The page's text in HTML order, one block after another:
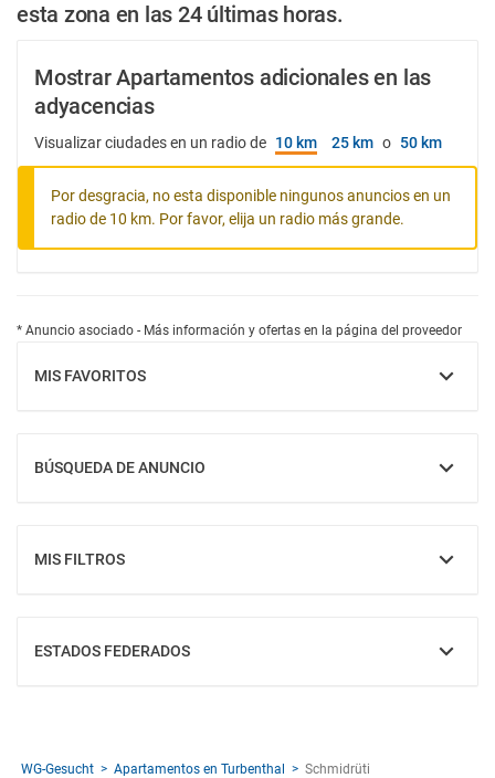
esta zona en las 24 últimas horas.
Mostrar Apartamentos adicionales en las
adyacencias
Visualizar ciudades en un radio de 10 km 25 km o 50 km
Por desgracia, no esta disponible ningunos anuncios en un
radio de 10 km. Por favor, elija un radio más grande.
* Anuncio asociado - Más información y ofertas en la página del proveedor
MIS FAVORITOS
MOSTRAR
BÚSQUEDA DE ANUNCIO
MOSTRAR
MIS FILTROS
MOSTRAR
ESTADOS FEDERADOS
MOSTRAR
WG-Gesucht Apartamentos en Turbenthal Schmidrüti